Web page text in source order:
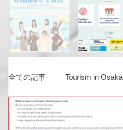
全ての記事 Tourism in Osaka